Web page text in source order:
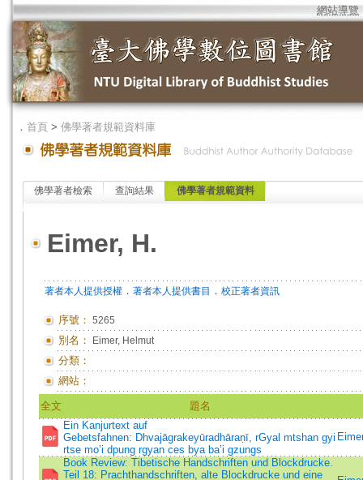
網站導覽
． 首頁 > 佛學著者規範資料庫
佛學著者檢索 查詢結果 佛學著者規範資料
Eimer, H.
著者本人提供授權 ． 著者本人提供書目 ． 校正著者資訊
序號： 5265
別名： Eimer, Helmut
分類：
網站：
全文
題名
Ein Kanjurtext auf
Gebetsfahnen: Dhvajāgrakeyūradhāraṇī, rGyal mtshan gyi
rtse mo’i dpung rgyan ces bya ba’i gzungs
Book Review: Tibetische Handschriften und Blockdrucke.
Teil 18: Prachthandschriften, alte Blockdrucke und eine